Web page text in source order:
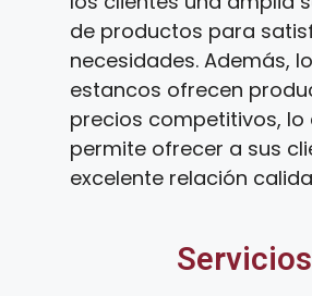
de productos para
necesidades. Además,
estancos ofrecen
precios competitivos, lo
permite ofrecer a sus
excelente relación
Servicios